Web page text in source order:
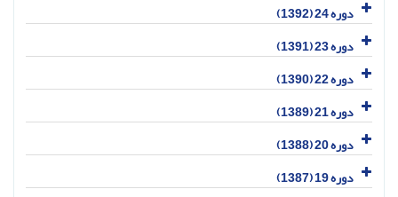
دوره 24 (1392)
دوره 23 (1391)
دوره 22 (1390)
دوره 21 (1389)
دوره 20 (1388)
دوره 19 (1387)